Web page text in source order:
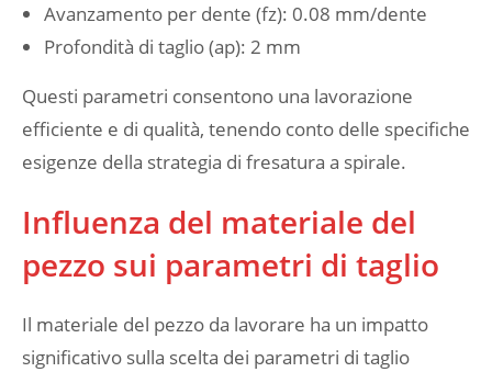
Avanzamento per dente (fz): 0.08 mm/dente
Profondità di taglio (ap): 2 mm
Questi parametri consentono una lavorazione
efficiente e di qualità, tenendo conto delle specifiche
esigenze della strategia di fresatura a spirale.
Influenza del materiale del
pezzo sui parametri di taglio
Il materiale del pezzo da lavorare ha un impatto
significativo sulla scelta dei parametri di taglio